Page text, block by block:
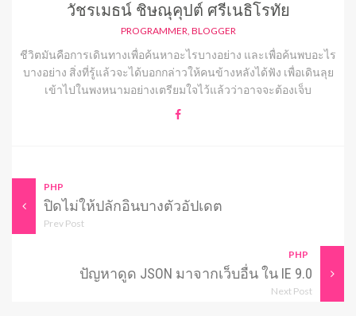
วัชรเมธน์ ชิษณุคุปต์ ศรีเนธิโรทัย
PROGRAMMER, BLOGGER
ชีวิตมันคือการเดินทางเพื่อค้นหาอะไรบางอย่าง และเพื่อค้นพบอะไร
บางอย่าง สิ่งที่รู้แล้วจะได้บอกกล่าวให้คนข้างหลังได้ฟัง เพื่อเดินลุย
เข้าไปในพงหนามอย่างเตรียมใจไว้แล้วว่าอาจจะต้องเจ็บ
PHP
ปิดไม่ให้ปลักอินบางตัวอัปเดต
Prev Post
PHP
ปัญหาดูด JSON มาจากเว็บอื่น ใน IE 9.0
Next Post